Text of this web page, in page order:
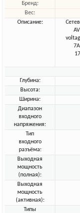
Бренд:
Вес:
Описание:
Глубина:
Высота:
Ширина:
Диапазон
входного
напряжения:
Тип
входного
разъёма:
Выходная
мощность
(полная):
Выходная
мощность
(активная):
Типы